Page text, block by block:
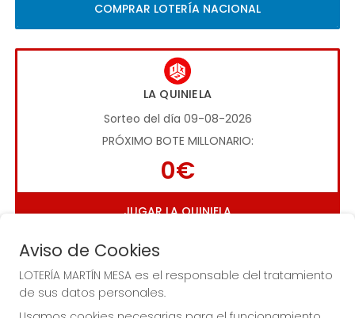
COMPRAR LOTERÍA NACIONAL
LA QUINIELA
Sorteo del día 09-08-2026
PRÓXIMO BOTE MILLONARIO:
0€
JUGAR LA QUINIELA
Aviso de Cookies
LOTERÍA MARTÍN MESA es el responsable del tratamiento
de sus datos personales.